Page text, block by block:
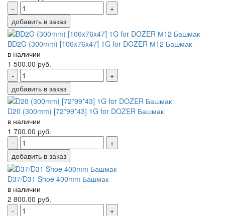
-
+
добавить в заказ
BD2G (300mm) [106x76x47] 1G for DOZER М12 Башмак
в наличии
1 500.00 руб.
-
+
добавить в заказ
D20 (300mm) [72*99*43] 1G for DOZER Башмак
в наличии
1 700.00 руб.
-
+
добавить в заказ
D37/D31 Shoe 400mm Башмак
в наличии
2 800.00 руб.
-
+